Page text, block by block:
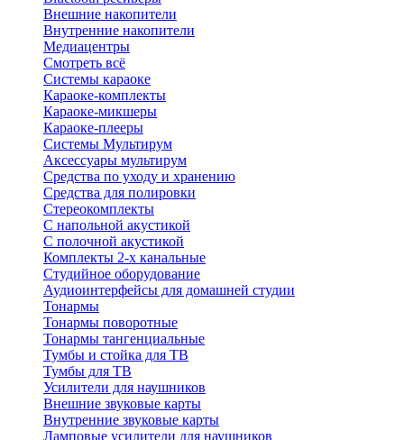
Внешние накопители
Внутренние накопители
Медиацентры
Смотреть всё
Системы караоке
Караоке-комплекты
Караоке-микшеры
Караоке-плееры
Системы Мультирум
Аксессуары мультирум
Средства по уходу и хранению
Средства для полировки
Стереокомплекты
C напольной акустикой
C полочной акустикой
Комплекты 2-х канальные
Студийное оборудование
Аудиоинтерфейсы для домашней студии
Тонармы
Тонармы поворотные
Тонармы тангенциальные
Тумбы и стойка для ТВ
Тумбы для ТВ
Усилители для наушников
Внешние звуковые карты
Внутренние звуковые карты
Ламповые усилители для наушников